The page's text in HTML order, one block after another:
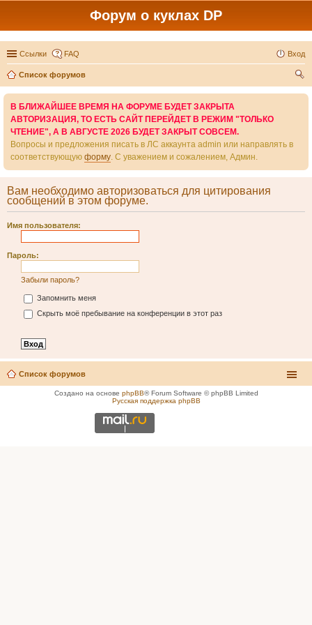
Форум о куклах DP
Ссылки FAQ Вход
Список форумов
В БЛИЖАЙШЕЕ ВРЕМЯ НА ФОРУМЕ БУДЕТ ЗАКРЫТА
АВТОРИЗАЦИЯ, ТО ЕСТЬ САЙТ ПЕРЕЙДЕТ В РЕЖИМ "ТОЛЬКО
ЧТЕНИЕ", А В АВГУСТЕ 2026 БУДЕТ ЗАКРЫТ СОВСЕМ.
Вопросы и предложения писать в ЛС аккаунта admin или направлять в
соответствующую форму. С уважением и сожалением, Админ.
Вам необходимо авторизоваться для цитирования
сообщений в этом форуме.
Имя пользователя:
Пароль:
Забыли пароль?
Запомнить меня
Скрыть моё пребывание на конференции в этот раз
Список форумов
Создано на основе phpBB® Forum Software © phpBB Limited
Русская поддержка phpBB